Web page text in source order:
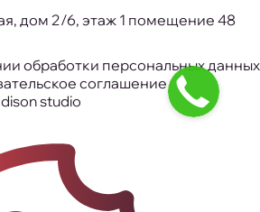
pandaexpress@wepanda.ru
обработки персональных данных